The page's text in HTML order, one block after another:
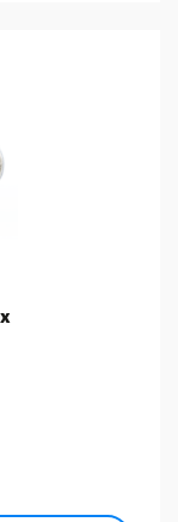
мод. Dia-